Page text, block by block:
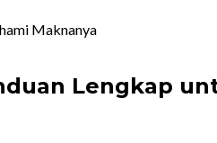
Maknanya
Lengkap